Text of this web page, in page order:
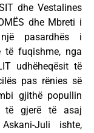
dhe Vestalines
dhe Mbreti i
pasardhës i
të fuqishme, nga
udhëheqësit të
pas rënies së
gjithë popullin
të gjerë të asaj
Juli ishte,